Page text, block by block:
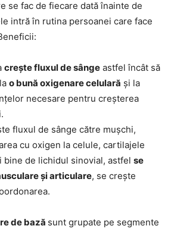
se fac de fiecare dată înainte de
intră în rutina persoanei care face
crește fluxul de sânge astfel încât să
o bună oxigenare celulară și la
necesare pentru creșterea
fluxul de sânge către mușchi,
cu oxigen la celule, cartilajele
bine de lichidul sinovial, astfel se
și articulare, se crește
de bază sunt grupate pe segmente